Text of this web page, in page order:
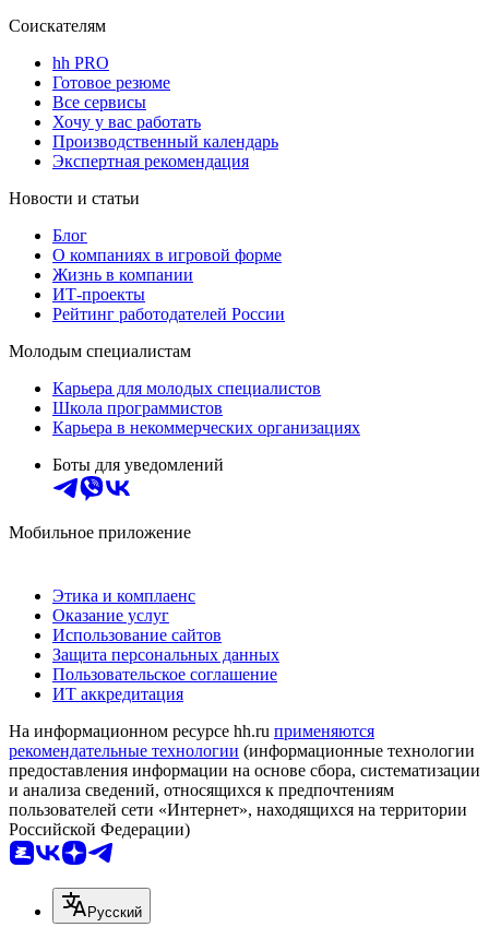
Соискателям
hh PRO
Готовое резюме
Все сервисы
Хочу у вас работать
Производственный календарь
Экспертная рекомендация
Новости и статьи
Блог
О компаниях в игровой форме
Жизнь в компании
ИТ-проекты
Рейтинг работодателей России
Молодым специалистам
Карьера для молодых специалистов
Школа программистов
Карьера в некоммерческих организациях
Боты для уведомлений
Мобильное приложение
Этика и комплаенс
Оказание услуг
Использование сайтов
Защита персональных данных
Пользовательское соглашение
ИТ аккредитация
На информационном ресурсе hh.ru применяются
рекомендательные технологии (информационные технологии
предоставления информации на основе сбора, систематизации
и анализа сведений, относящихся к предпочтениям
пользователей сети «Интернет», находящихся на территории
Российской Федерации)
Русский